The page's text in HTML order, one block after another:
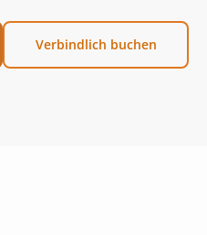
Verbindlich buchen